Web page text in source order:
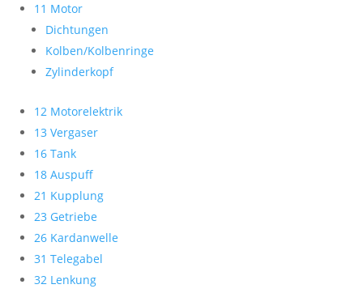
11 Motor
Dichtungen
Kolben/Kolbenringe
Zylinderkopf
12 Motorelektrik
13 Vergaser
16 Tank
18 Auspuff
21 Kupplung
23 Getriebe
26 Kardanwelle
31 Telegabel
32 Lenkung